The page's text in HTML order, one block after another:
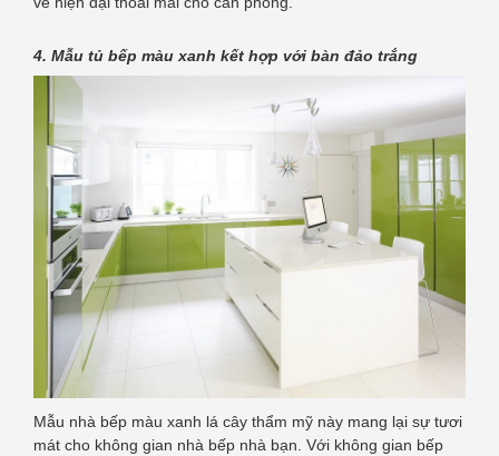
4. Mẫu tủ bếp màu xanh kết hợp với bàn đảo trắng
Mẫu nhà bếp màu xanh lá cây thẩm mỹ này mang lại sự tươi
mát cho không gian nhà bếp nhà bạn. Với không gian bếp